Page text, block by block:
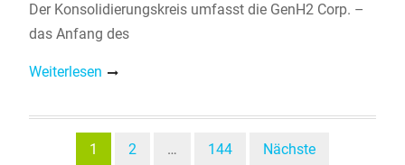
Der Konsolidierungskreis umfasst die GenH2 Corp. –
das Anfang des
Weiterlesen
Beitragsnavigation
1 2 … 144 Nächste